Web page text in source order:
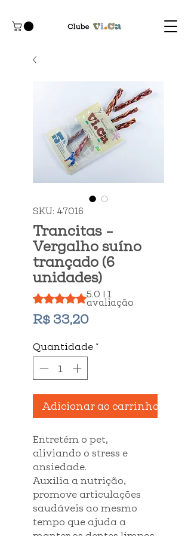
SKU: 47016
Trancitas -
Vergalho suíno
trançado (6
unidades)
A classificação é 5.0 de 5 estrelas
5.0 | 1
avaliação
R$ 33,20Preço
Quantidade *
Adicionar ao carrinho
Entretém o pet,
aliviando o stress e
ansiedade.
Auxilia a nutrição,
promove articulações
saudáveis ao mesmo
tempo que ajuda a